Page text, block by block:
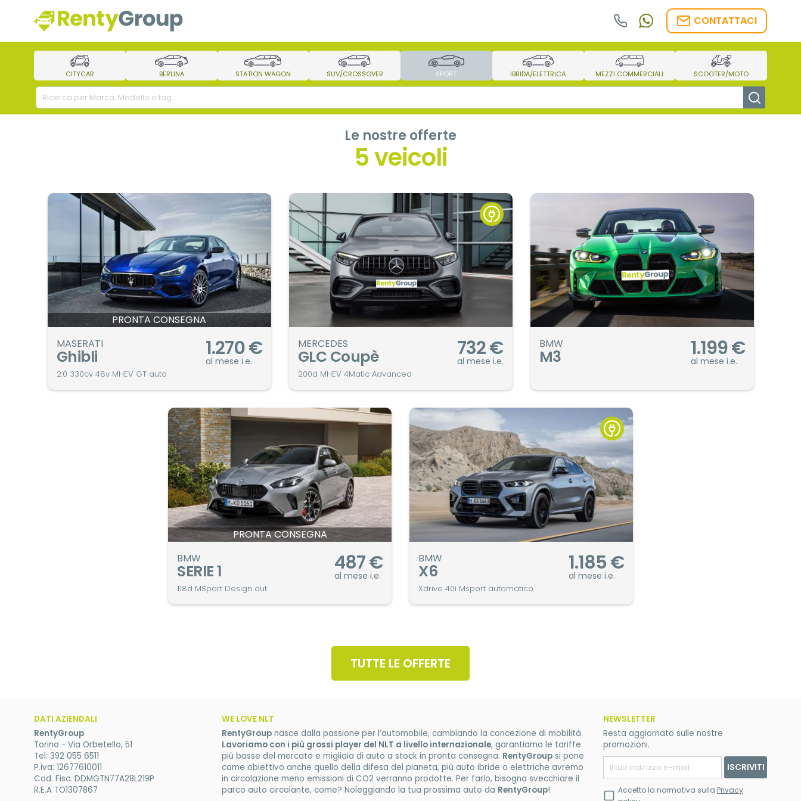
CONTATTACI
CITYCAR BERLINA STATION WAGON SUV/CROSSOVER SPORT IBRIDA/ELETTRICA MEZZI COMMERCIALI SCOOTER/MOTO
Le nostre offerte
5 veicoli
PRONTA CONSEGNA
MASERATI
Ghibli
2.0 330cv 48v MHEV GT auto
1.270€
al mese i.e.
MERCEDES
GLC Coupè
200d MHEV 4Matic Advanced
732€
al mese i.e.
BMW
M3 1.199€
al mese i.e.
PRONTA CONSEGNA
BMW
SERIE 1
118d MSport Design aut.
487€
al mese i.e.
BMW
X6
Xdrive 40i Msport automatico
1.185€
al mese i.e.
TUTTE LE OFFERTE
DATI AZIENDALI
RentyGroup
Torino - Via Orbetello, 51
Tel: 392 055 6511
P.iva: 12677610011
Cod. Fisc. DDMGTN77A28L219P
R.E.A TO1307867
WE LOVE NLT
RentyGroup nasce dalla passione per l’automobile, cambiando la concezione di mobilità.
Lavoriamo con i più grossi player del NLT a livello internazionale, garantiamo le tariffe
più basse del mercato e migliaia di auto a stock in pronta consegna. RentyGroup si pone
come obiettivo anche quello della difesa del pianeta, più auto ibride o elettriche avremo
in circolazione meno emissioni di CO2 verranno prodotte. Per farlo, bisogna svecchiare il
parco auto circolante, come? Noleggiando la tua prossima auto da RentyGroup!
NEWSLETTER
Resta aggiornato sulle nostre
promozioni.
ISCRIVITI
Accetto la normativa sulla Privacy